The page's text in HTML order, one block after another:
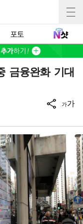
포토
금융완화 기대
가가